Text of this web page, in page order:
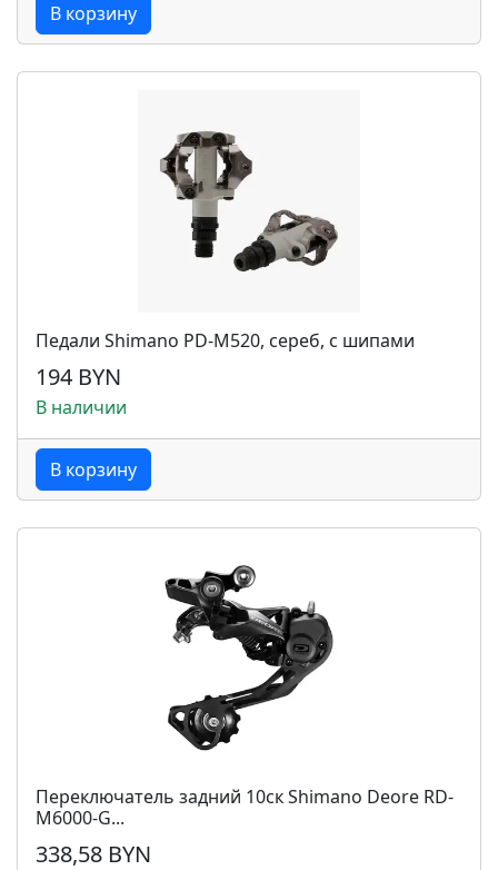
В корзину
Педали Shimano PD-M520, сереб, с шипами
194 BYN
В наличии
В корзину
Переключатель задний 10ск Shimano Deore RD-
M6000-G...
338,58 BYN